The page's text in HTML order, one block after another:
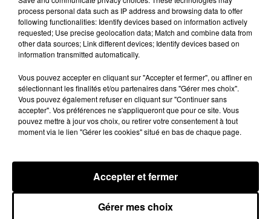
Loir-et-Cher : un pyromane interpellé grâce
au sang-froid des...
Samedi 25 juillet, plus d'une dizaine de feux de
champs et de sous-bois ont été déclenchés dans le
secteur de Fontaine-les-Côteaux, Montoire et Lunay.
Grâce...
LE GRAND FORMAT
process personal data such as IP address and browsing data to offer
following functionalities: Identify devices based on information actively
requested; Use precise geolocation data; Match and combine data from
other data sources; Link different devices; Identify devices based on
information transmitted automatically.
Vous pouvez accepter en cliquant sur "Accepter et fermer", ou affiner en
sélectionnant les finalités et/ou partenaires dans "Gérer mes choix".
Vous pouvez également refuser en cliquant sur "Continuer sans
accepter". Vos préférences ne s'appliqueront que pour ce site. Vous
pouvez mettre à jour vos choix, ou retirer votre consentement à tout
moment via le lien "Gérer les cookies" situé en bas de chaque page.
Gérer mes choix
Accepter et fermer